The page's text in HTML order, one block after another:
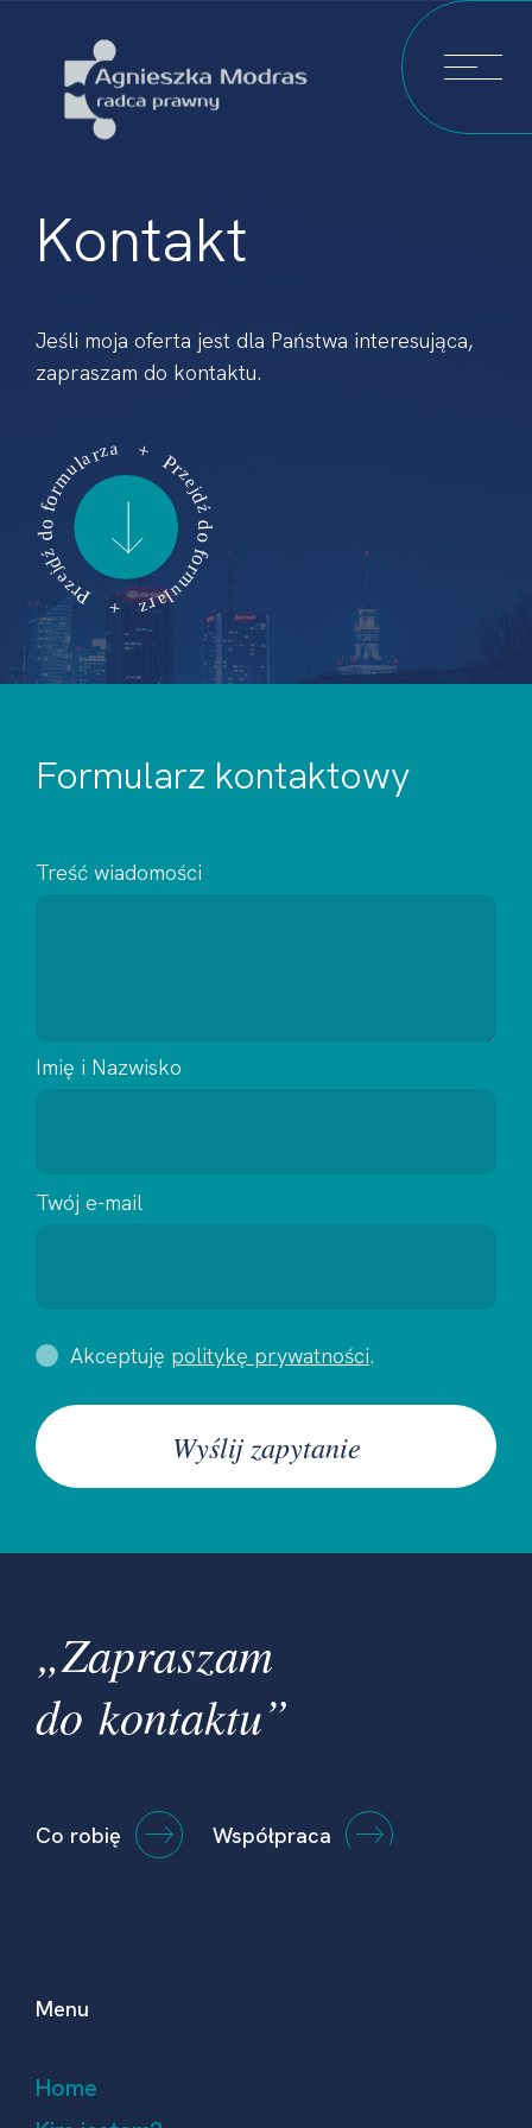
Kontakt
Jeśli moja oferta jest dla Państwa interesująca,
zapraszam do kontaktu.
Formularz kontaktowy
Treść wiadomości
Imię i Nazwisko
Twój e-mail
Akceptuję politykę prywatności.
„Zapraszam
do kontaktu”
Co robię Współpraca
Menu
Home